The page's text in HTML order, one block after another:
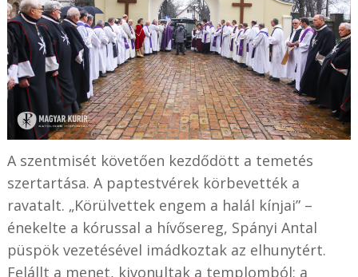
A szentmisét követően kezdődött a temetés
szertartása. A paptestvérek körbevették a
ravatalt. „Körülvettek engem a halál kínjai” –
énekelte a kórussal a hívősereg, Spányi Antal
püspök vezetésével imádkoztak az elhunytért.
Felállt a menet, kivonultak a templomból: a